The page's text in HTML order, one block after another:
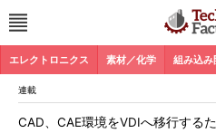
エレクトロニクス 素材／化学 組み込み
連載
CAD、CAE環境をVDIへ移行するた